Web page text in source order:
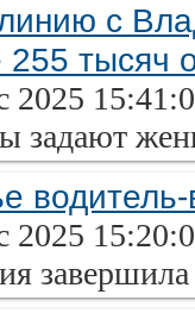
с
тысяч
2025
задают
2025
завершила